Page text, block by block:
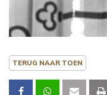
TERUG NAAR TOEN